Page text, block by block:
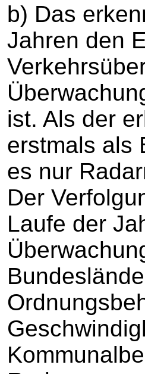
b) Das
Jahren den
ist. Als der
erstmals als
es nur
Der
Laufe der